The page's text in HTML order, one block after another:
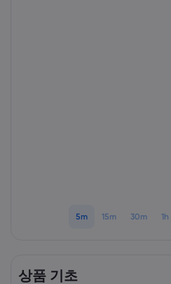
5m 15m 30m 1h
상품 기초